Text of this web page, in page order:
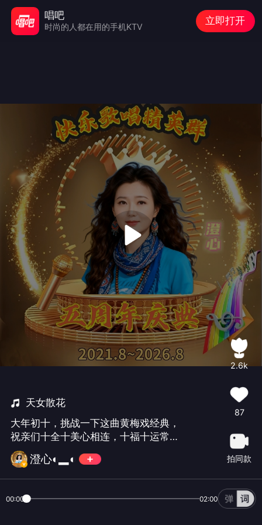
天女散花
大年初十，挑战一下这曲黄梅戏经典，
祝亲们十全十美心相连，十福十运常相
伴！🎊💝💦💘😍🦋🔥🌟🎉🎈🦋💖✨🌈😜
🦋💘，顺便科普了一下关于散花和撒花
的读音，唱成撒是为通俗化、顺口化的
澄心◐▂◐
2.6k
87
拍同款
00:00 02:00
唱吧
时尚的人都在用的手机KTV
立即打开